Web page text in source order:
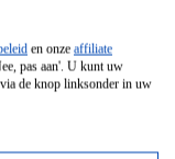
en onze affiliate
pas aan'. U kunt uw
de knop linksonder in uw